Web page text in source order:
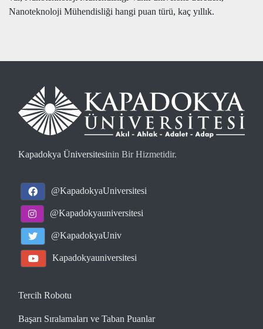
Nanoteknoloji Mühendisliği hangi puan türü, kaç yıllık.
Kapadokya Üniversitesinin Bir Hizmetidir.
@KapadokyaUniversitesi
@Kapadokyauniversitesi
@KapadokyaUniv
Kapadokyauniversitesi
Tercih Robotu
Başarı Sıralamaları ve Taban Puanlar